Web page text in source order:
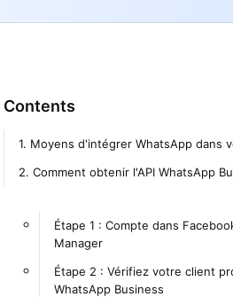
Contents
1. Moyens d'intégrer WhatsApp dans
2. Comment obtenir l'API WhatsApp
Étape 1 : Compte dans
Manager
Étape 2 : Vérifiez votre client
WhatsApp Business